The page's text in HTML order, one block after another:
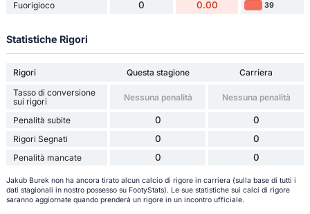
Fuorigioco 0 0.00 39
Statistiche Rigori
Rigori Questa stagione
Carriera
Tasso di conversione
sui rigori
Nessuna penalità Nessuna penalità
Penalità subite 0 0
Rigori Segnati 0 0
Penalità mancate 0 0
Jakub Burek non ha ancora tirato alcun calcio di rigore in carriera (sulla base di tutti i
dati stagionali in nostro possesso su FootyStats). Le sue statistiche sui calci di rigore
saranno aggiornate quando prenderà un rigore in un incontro ufficiale.